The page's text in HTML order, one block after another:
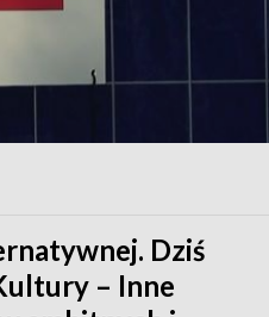
Dziś
– Inne